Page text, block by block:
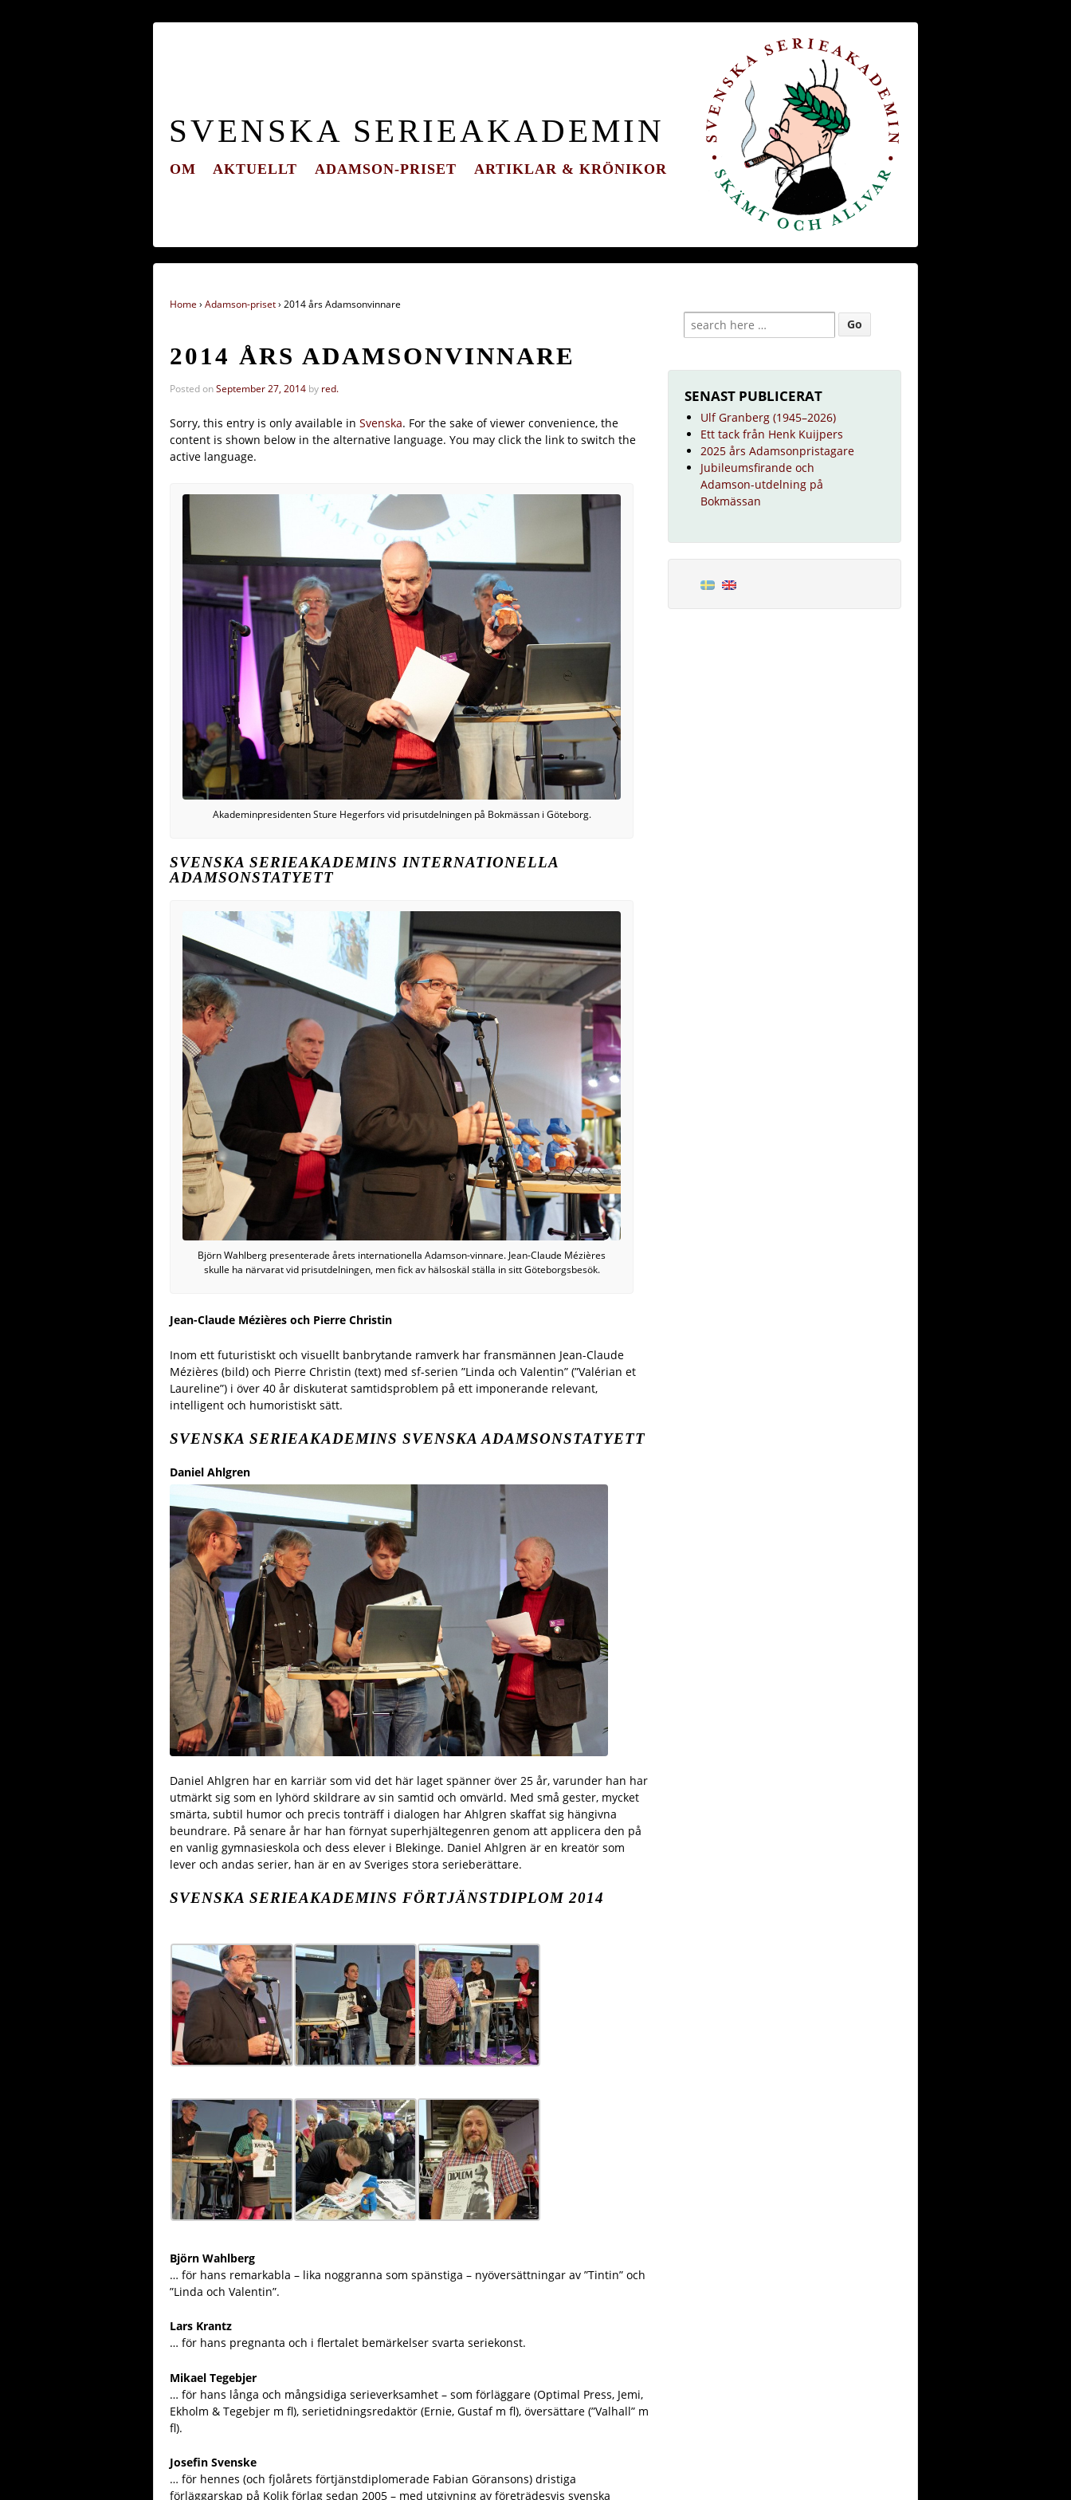
SVENSKA SERIEAKADEMIN
OM AKTUELLT ADAMSON-PRISET ARTIKLAR & KRÖNIKOR
Home › Adamson-priset› 2014 års Adamsonvinnare
2014 ÅRS ADAMSONVINNARE
Posted onSeptember 27, 2014 by red.
Sorry, this entry is only available in Svenska. For the sake of viewer convenience, the
content is shown below in the alternative language. You may click the link to switch the
active language.
Akademinpresidenten Sture Hegerfors vid prisutdelningen på Bokmässan i Göteborg.
SVENSKA SERIEAKADEMINS INTERNATIONELLA
ADAMSONSTATYETT
Björn Wahlberg presenterade årets internationella Adamson-vinnare. Jean-Claude Mézières
skulle ha närvarat vid prisutdelningen, men fick av hälsoskäl ställa in sitt Göteborgsbesök.
Jean-Claude Mézières och Pierre Christin
Inom ett futuristiskt och visuellt banbrytande ramverk har fransmännen Jean-Claude
Mézières (bild) och Pierre Christin (text) med sf-serien ”Linda och Valentin” (”Valérian et
Laureline”) i över 40 år diskuterat samtidsproblem på ett imponerande relevant,
intelligent och humoristiskt sätt.
SVENSKA SERIEAKADEMINS SVENSKA ADAMSONSTATYETT
Daniel Ahlgren
Daniel Ahlgren har en karriär som vid det här laget spänner över 25 år, varunder han har
utmärkt sig som en lyhörd skildrare av sin samtid och omvärld. Med små gester, mycket
smärta, subtil humor och precis tonträff i dialogen har Ahlgren skaffat sig hängivna
beundrare. På senare år har han förnyat superhjältegenren genom att applicera den på
en vanlig gymnasieskola och dess elever i Blekinge. Daniel Ahlgren är en kreatör som
lever och andas serier, han är en av Sveriges stora serieberättare.
SVENSKA SERIEAKADEMINS FÖRTJÄNSTDIPLOM 2014
Björn Wahlberg
… för hans remarkabla – lika noggranna som spänstiga – nyöversättningar av ”Tintin” och
”Linda och Valentin”.
Lars Krantz
… för hans pregnanta och i flertalet bemärkelser svarta seriekonst.
Mikael Tegebjer
… för hans långa och mångsidiga serieverksamhet – som förläggare (Optimal Press, Jemi,
Ekholm & Tegebjer m fl), serietidningsredaktör (Ernie, Gustaf m fl), översättare (”Valhall” m
fl).
Josefin Svenske
… för hennes (och fjolårets förtjänstdiplomerade Fabian Göransons) dristiga
förläggarskap på Kolik förlag sedan 2005 – med utgivning av företrädesvis svenska
SENAST PUBLICERAT
Ulf Granberg (1945–2026)
Ett tack från Henk Kuijpers
2025 års Adamsonpristagare
Jubileumsfirande och
Adamson-utdelning på
Bokmässan